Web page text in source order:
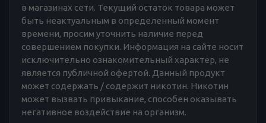
в магазинах сети. Текущий остаток товара может
быть неактуальным в определенный момент
времени, просим уточнить наличие перед
совершением покупки. Информация на сайте носит
исключительно ознакомительный характер, не
является публичной офертой. Данный продукт
может содержать / содержит никотин. Никотин
может вызвать привыкание, способен оказывать
негативное воздействие на организм.